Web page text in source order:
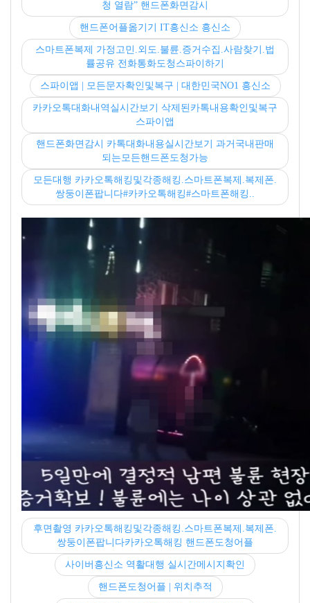
청 열람” 핸드폰화면감시
핸드폰어플옮기기 IT흥신소 흥신소
스마트폰복제 가정고민.외도.불륜.증거수집.사람찾기.법
률공유 전화통화도청스파이하기
스파이앱 | 모든문자확인및복구 | 대한민국NO1 흥신소
카카오톡대화내역실시간보기 삭제된카톡내용확인및복구
스파이앱
핸드폰화면감시 카톡대화내용실시간보기 과거국내판매
되는모든핸드폰도청가능
모든대행 카카오톡해킹및각종해킹.스마트폰복제.복제폰.
쌍둥이폰팝니다#카카오톡해킹#스마트폰해킹..
후면촬영 카카오톡해킹및각종해킹.스마트폰복제.복제폰.
쌍둥이폰팝니다카카오톡해킹 핸드폰도청어플
사이버흥신소 역활대행 실시간메시지확인
핸드폰도청어플 | 위치추적